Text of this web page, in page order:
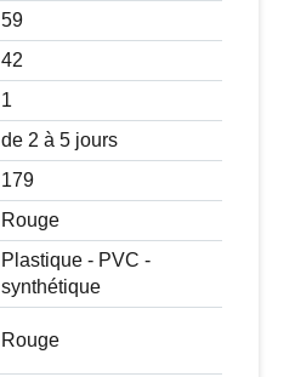
59
42
1
de 2 à 5 jours
179
Rouge
Plastique - PVC -
synthétique
Rouge